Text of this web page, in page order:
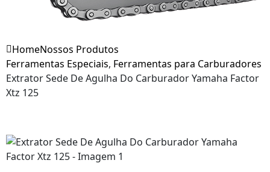
HomeNossos Produtos
Ferramentas Especiais, Ferramentas para Carburadores
Extrator Sede De Agulha Do Carburador Yamaha Factor
Xtz 125